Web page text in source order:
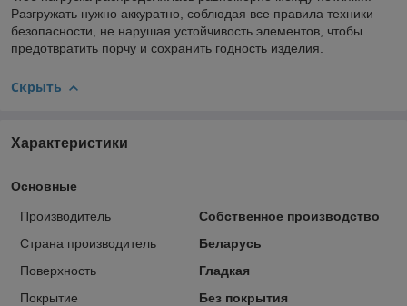
Разгружать нужно аккуратно, соблюдая все правила техники
безопасности, не нарушая устойчивость элементов, чтобы
предотвратить порчу и сохранить годность изделия.
Скрыть
Характеристики
Основные
Производитель
Собственное производство
Страна производитель
Беларусь
Поверхность
Гладкая
Покрытие
Без покрытия